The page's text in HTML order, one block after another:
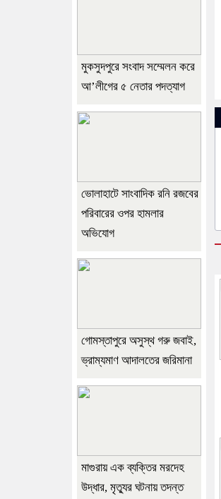
মুকসুদপুরে সংবাদ সম্মেলন করে
আ’লীগের ৫ নেতার পদত্যাগ
ভোলাহাটে সাংবাদিক রনি রজবের
পরিবারের ওপর হামলার
অভিযোগ
গোমস্তাপুরে অসুস্থ গরু জবাই,
ভ্রাম্যমাণ আদালতের জরিমানা
মাগুরায় এক ব্যক্তির মরদেহ
উদ্ধার, মৃত্যুর ঘটনায় তদন্ত